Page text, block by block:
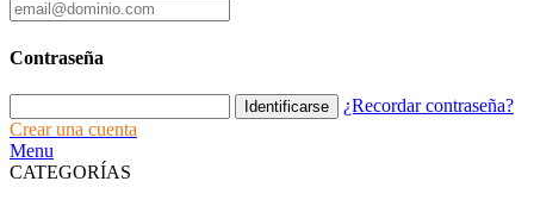
Contraseña
¿Recordar contraseña?
Crear una cuenta
Menu
CATEGORÍAS